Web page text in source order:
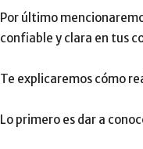
Por último
confiable y clara en tus
Te explicaremos cómo
Lo primero es dar a